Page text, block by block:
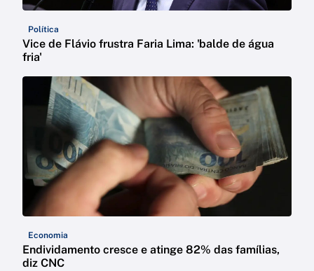
Política
Vice de Flávio frustra Faria Lima: 'balde de água
fria'
Economia
Endividamento cresce e atinge 82% das famílias,
diz CNC